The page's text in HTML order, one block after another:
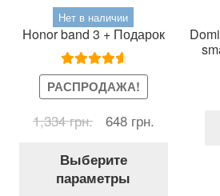
Нет в наличии
Honor band 3 + Подарок
Оценка
4.72 из 5
РАСПРОДАЖА!
1,334грн.
Первоначальная
составляла
1,334 грн..
648 грн.
Выберите
параметры